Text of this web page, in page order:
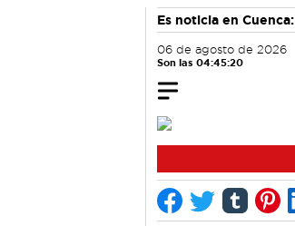
Es noticia en Cuenca:
06 de agosto de 2026
Son las 04:45:21